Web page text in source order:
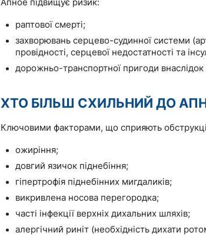
Апное підвищує ризик:
раптової смерті;
захворювань серцево-судинної системи
провідності, серцевої недостатності та
дорожньо-транспортної пригоди внаслідок
ХТО БІЛЬШ СХИЛЬНИЙ ДО
Ключовими факторами, що сприяють
ожиріння;
довгий язичок піднебіння;
гіпертрофія піднебінних мигдаликів;
викривлена носова перегородка;
часті інфекції верхніх дихальних шляхів;
алергічний риніт (необхідність дихати